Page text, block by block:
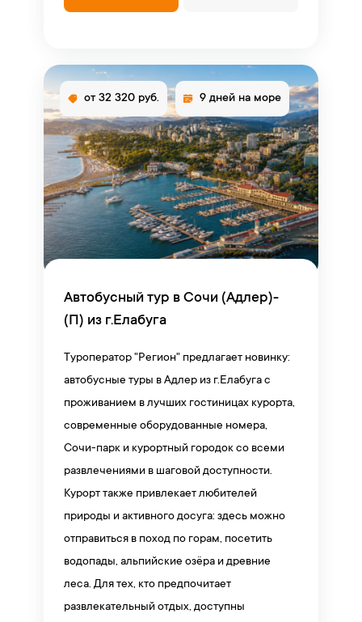
от 32 320 руб. 9 дней на море
Автобусный тур в Сочи (Адлер)-
(П) из г.Елабуга
Туроператор "Регион" предлагает новинку:
автобусные туры в Адлер из г.Елабуга с
проживанием в лучших гостиницах курорта,
современные оборудованные номера,
Сочи-парк и курортный городок со всеми
развлечениями в шаговой доступности.
Курорт также привлекает любителей
природы и активного досуга: здесь можно
отправиться в поход по горам, посетить
водопады, альпийские озёра и древние
леса. Для тех, кто предпочитает
развлекательный отдых, доступны